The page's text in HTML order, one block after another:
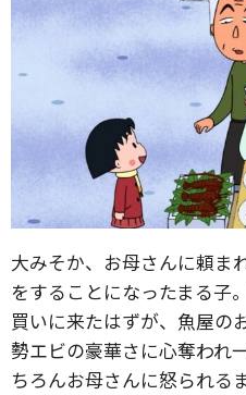
大みそか、お母さんに頼ま
をすることになったまる子
買いに来たはずが、魚屋の
勢エビの豪華さに心奪われ
ちろんお母さんに怒られる